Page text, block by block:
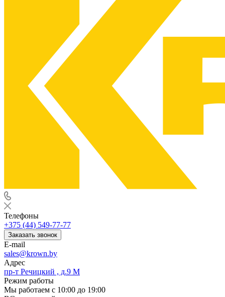
Телефоны
+375 (44) 549-77-77
Заказать звонок
E-mail
sales@krown.by
Адрес
пр-т Речицкий , д.9 М
Режим работы
Мы работаем с 10:00 до 19:00